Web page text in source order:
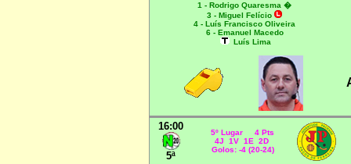
1 - Rodrigo Quaresma �
3 - Miguel Felício
4 - Luís Francisco Oliveira
6 - Emanuel Macedo
Luís Lima
16:00
5ª
5º Lugar 4 Pts
4J 1V 1E 2D
Golos: -4 (20-24)